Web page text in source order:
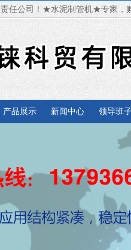
责任公司！★水泥制管机★专家
产品展示 新闻中心 领导班